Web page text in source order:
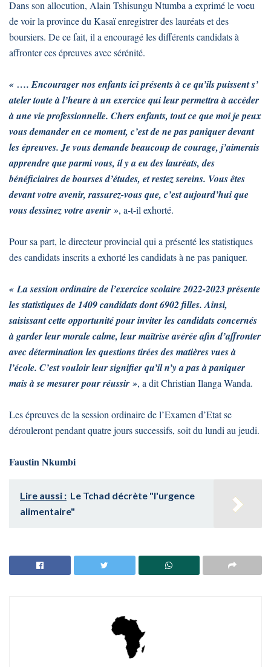
Dans son allocution, Alain Tshisungu Ntumba a exprimé le voeu
de voir la province du Kasaï enregistrer des lauréats et des
boursiers. De ce fait, il a encouragé les différents candidats à
affronter ces épreuves avec sérénité.
« …. Encourager nos enfants ici présents à ce qu’ils puissent s’
ateler toute à l’heure à un exercice qui leur permettra à accéder
à une vie professionnelle. Chers enfants, tout ce que moi je peux
vous demander en ce moment, c’est de ne pas paniquer devant
les épreuves. Je vous demande beaucoup de courage, j’aimerais
apprendre que parmi vous, il y a eu des lauréats, des
bénéficiaires de bourses d’études, et restez sereins. Vous êtes
devant votre avenir, rassurez-vous que, c’est aujourd’hui que
vous dessinez votre avenir », a-t-il exhorté.
Pour sa part, le directeur provincial qui a présenté les statistiques
des candidats inscrits a exhorté les candidats à ne pas paniquer.
« La session ordinaire de l’exercice scolaire 2022-2023 présente
les statistiques de 1409 candidats dont 6902 filles. Ainsi,
saisissant cette opportunité pour inviter les candidats concernés
à garder leur morale calme, leur maîtrise avérée afin d’affronter
avec détermination les questions tirées des matières vues à
l’école. C’est vouloir leur signifier qu’il n’y a pas à paniquer
mais à se mesurer pour réussir », a dit Christian Ilanga Wanda.
Les épreuves de la session ordinaire de l’Examen d’Etat se
dérouleront pendant quatre jours successifs, soit du lundi au jeudi.
Faustin Nkumbi
Lire aussi : Le Tchad décrète "l'urgence
alimentaire"